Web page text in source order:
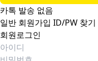
카톡 발송 없음
일반 회원가입 ID/PW 찾기
회원로그인